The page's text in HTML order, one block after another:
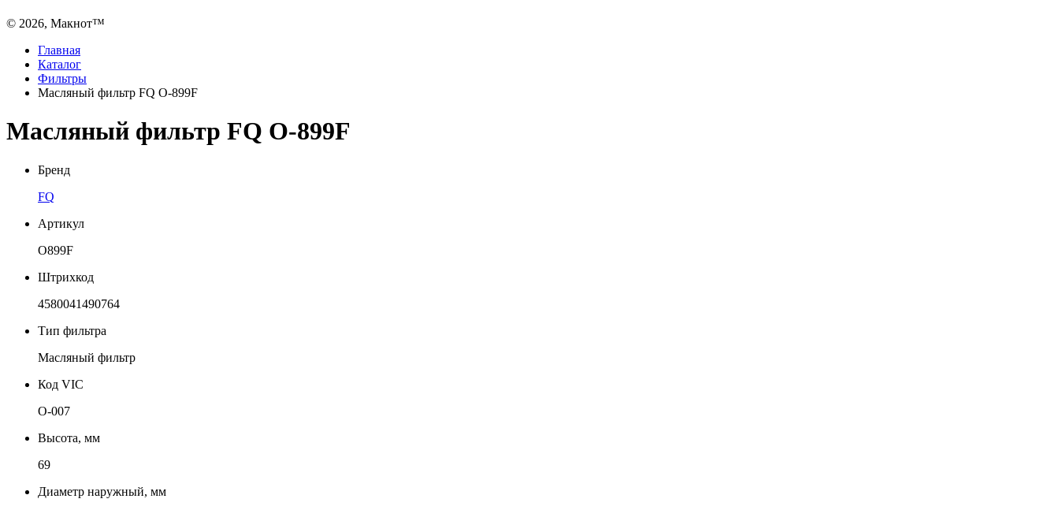
© 2026, Макнот™
Главная
Каталог
Фильтры
Масляный фильтр FQ O-899F
Масляный фильтр FQ O-899F
Бренд
FQ
Артикул
O899F
Штрихкод
4580041490764
Тип фильтра
Масляный фильтр
Код VIC
O-007
Высота, мм
69
Диаметр наружный, мм